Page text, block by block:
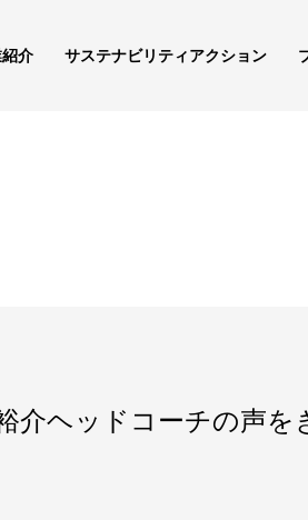
介 サステナビリティアクション
介ヘッドコーチの声